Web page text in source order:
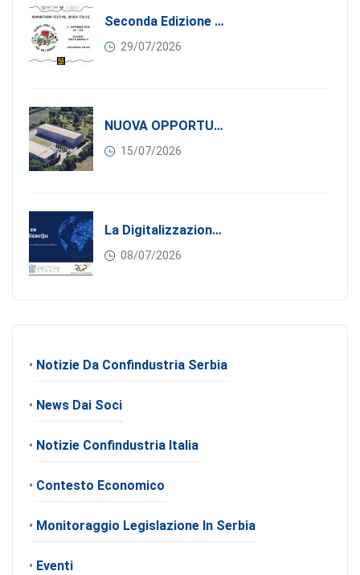
Seconda Edizione Di MANGIA. DONA. AMA: Quando La Gastronomia Incontra La Solidarietà, 11 Settembre 2026
29/07/2026
NUOVA OPPORTUNITÀ DI BUSINESS PER I SOCI DI CONFINDUSTRIA SERBIA: Affitasi Un Moderno Capannone Industriale A Pančevo – 1.200 M² Nella Zona Industriale
15/07/2026
La Digitalizzazione Come Motore Dell’internazionalizzazione
08/07/2026
• Notizie Da Confindustria Serbia
• News Dai Soci
• Notizie Confindustria Italia
• Contesto Economico
• Monitoraggio Legislazione In Serbia
• Eventi